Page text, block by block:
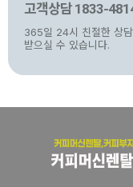
고객상담 1833-
365일 24시 친절한 상
받으실 수 있습니다.